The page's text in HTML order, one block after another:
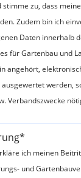
stimme zu, dass
Zudem bin ich
Daten innerhalb
für Gartenbau und
angehört,
werden,
Verbandszwecke
ich meinen
und